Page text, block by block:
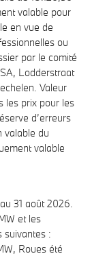
valable pour
en vue de
ou
par le comité
Lodderstraat
Valeur
les prix pour les
d’erreurs
valable du
valable
31 août 2026.
et les
suivantes :
Roues été